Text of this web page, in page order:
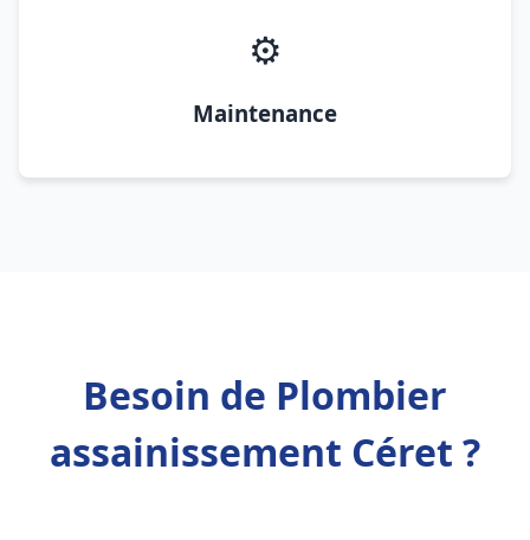
⚙️
Maintenance
Besoin de Plombier
assainissement Céret ?